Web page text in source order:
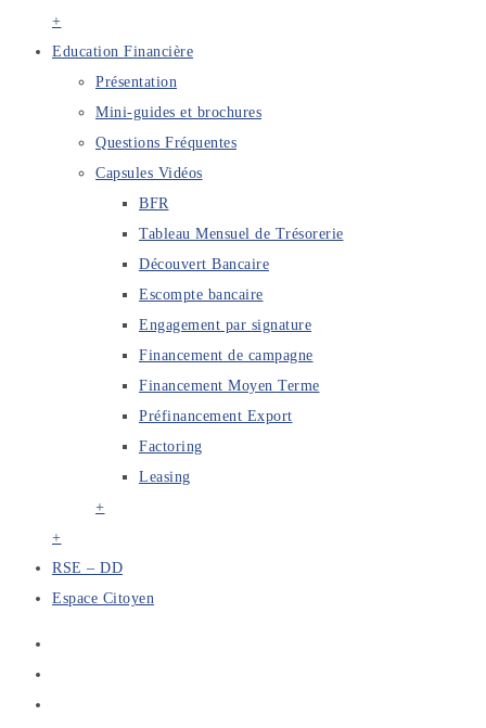
+
Education Financière
Présentation
Mini-guides et brochures
Questions Fréquentes
Capsules Vidéos
BFR
Tableau Mensuel de Trésorerie
Découvert Bancaire
Escompte bancaire
Engagement par signature
Financement de campagne
Financement Moyen Terme
Préfinancement Export
Factoring
Leasing
+
+
RSE – DD
Espace Citoyen